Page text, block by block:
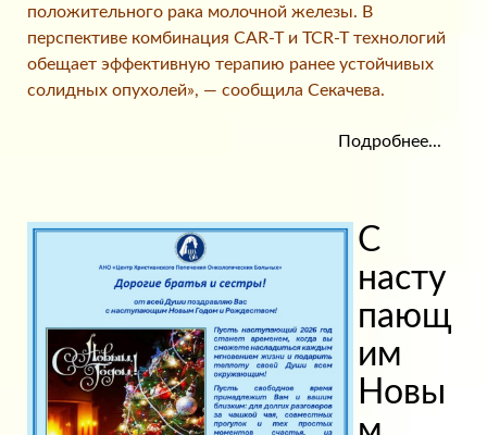
положительного рака молочной железы. В
перспективе комбинация CAR-T и TCR-T технологий
обещает эффективную терапию ранее устойчивых
солидных опухолей», — сообщила Секачева.
Подробнее...
С
насту
пающ
им
Новы